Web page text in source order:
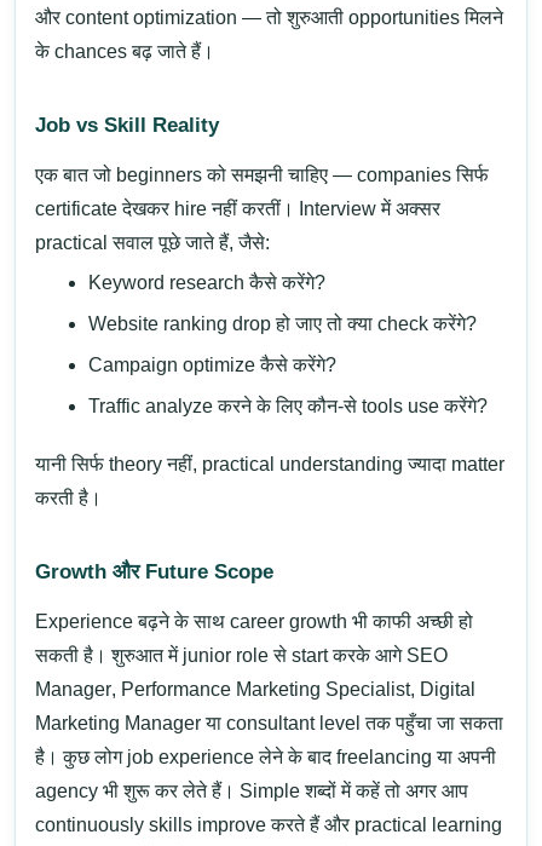
और content optimization — तो शुरुआती opportunities मिलने
के chances बढ़ जाते हैं।
Job vs Skill Reality
एक बात जो beginners को समझनी चाहिए — companies सिर्फ
certificate देखकर hire नहीं करतीं। Interview में अक्सर
practical सवाल पूछे जाते हैं, जैसे:
Keyword research कैसे करेंगे?
Website ranking drop हो जाए तो क्या check करेंगे?
Campaign optimize कैसे करेंगे?
Traffic analyze करने के लिए कौन-से tools use करेंगे?
यानी सिर्फ theory नहीं, practical understanding ज्यादा matter
करती है।
Growth और Future Scope
Experience बढ़ने के साथ career growth भी काफी अच्छी हो
सकती है। शुरुआत में junior role से start करके आगे SEO
Manager, Performance Marketing Specialist, Digital
Marketing Managerया consultant level तक पहुँचा जा सकता
है। कुछ लोग job experience लेने के बाद freelancing या अपनी
agency भी शुरू कर लेते हैं। Simple शब्दों में कहें तो अगर आप
continuously skills improve करते हैं और practical learning